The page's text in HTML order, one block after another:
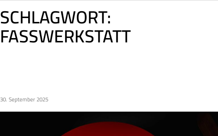
SCHLAGWORT:
FASSWERKSTATT
30. September 2025